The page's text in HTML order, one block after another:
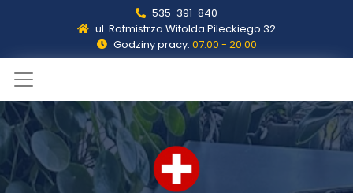
535-391-840
ul. Rotmistrza Witolda Pileckiego 32
Godziny pracy: 07:00 - 20:00